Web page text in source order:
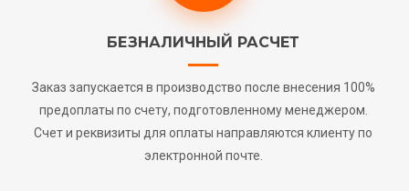
БЕЗНАЛИЧНЫЙ РАСЧЕТ
Заказ запускается в производство после внесения 100%
предоплаты по счету, подготовленному менеджером.
Счет и реквизиты для оплаты направляются клиенту по
электронной почте.